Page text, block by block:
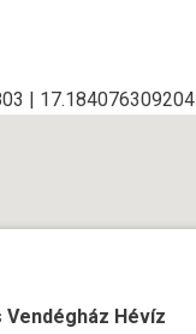
| 17.184076309204
Vendégház Hévíz